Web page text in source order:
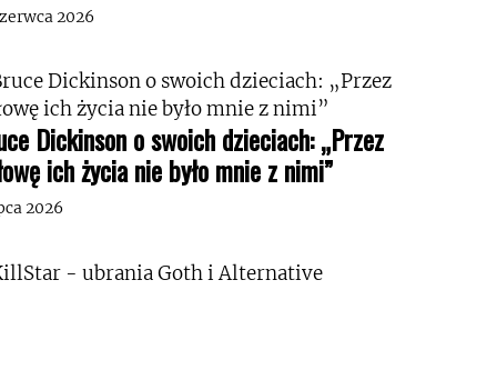
2026
Dickinson o swoich dzieciach: „Przez
ich życia nie było mnie z nimi”
2026